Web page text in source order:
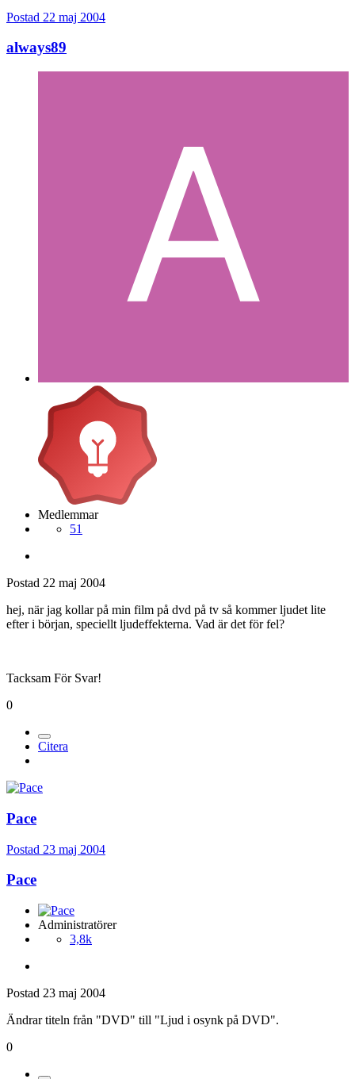
Postad 22 maj 2004
always89
Medlemmar
51
Postad 22 maj 2004
hej, när jag kollar på min film på dvd på tv så kommer ljudet lite
efter i början, speciellt ljudeffekterna. Vad är det för fel?
Tacksam För Svar!
0
Citera
Pace
Postad 23 maj 2004
Pace
Administratörer
3,8k
Postad 23 maj 2004
Ändrar titeln från "DVD" till "Ljud i osynk på DVD".
0